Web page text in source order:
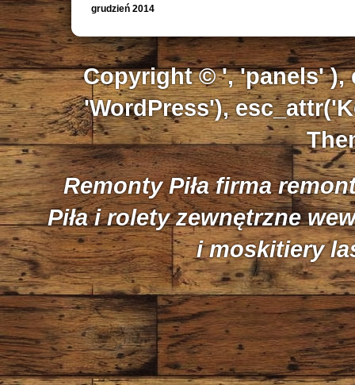
grudzień 2014
Copyright © ', 'panels' ),
'WordPress'),
Remonty Piła firma
Piła i rolety zewnętrzne
i moskitiery